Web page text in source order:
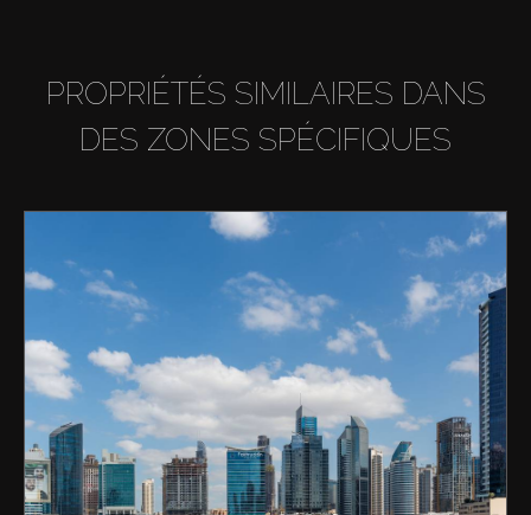
PROPRIÉTÉS SIMILAIRES DANS
DES ZONES SPÉCIFIQUES